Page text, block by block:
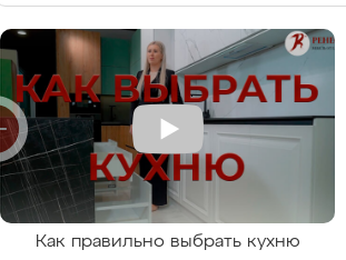
Как правильно выбрать кухню